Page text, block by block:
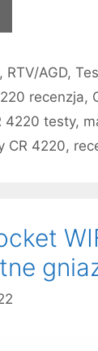
, RTV/AGD,
recenzja,
4220 testy,
CR 4220,